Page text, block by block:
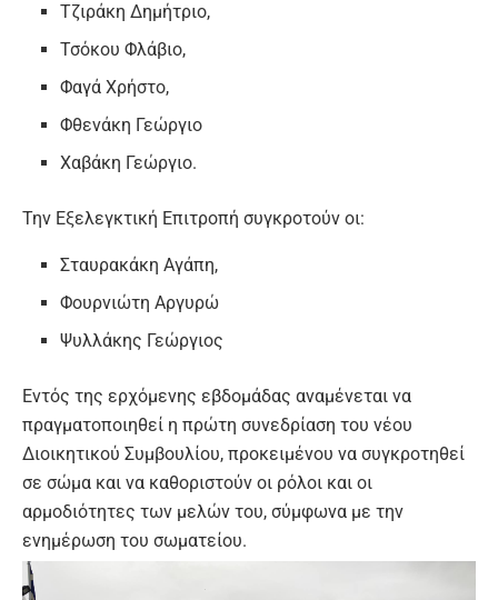
Τζιράκη Δημήτριο,
Τσόκου Φλάβιο,
Φαγά Χρήστο,
Φθενάκη Γεώργιο
Χαβάκη Γεώργιο.
Την Εξελεγκτική Επιτροπή συγκροτούν οι:
Σταυρακάκη Αγάπη,
Φουρνιώτη Αργυρώ
Ψυλλάκης Γεώργιος
Εντός της ερχόμενης εβδομάδας αναμένεται να
πραγματοποιηθεί η πρώτη συνεδρίαση του νέου
Διοικητικού Συμβουλίου, προκειμένου να συγκροτηθεί
σε σώμα και να καθοριστούν οι ρόλοι και οι
αρμοδιότητες των μελών του, σύμφωνα με την
ενημέρωση του σωματείου.